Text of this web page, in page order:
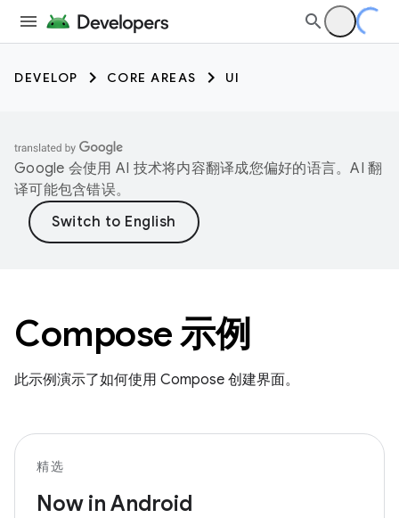
DEVELOP CORE AREAS UI
Google 会使用 AI 技术将内容翻译成您偏好的语言。AI 翻
译可能包含错误。
Compose 示例
此示例演示了如何使用 Compose 创建界面。
精选
Now in Android